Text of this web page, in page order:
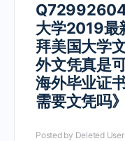
大学2019最
拜美国大学
外文凭真是
海外毕业证
需要文凭吗》
Posted by Deleted User